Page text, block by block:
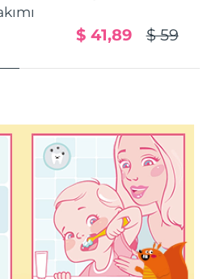
$ 59
$ 41,89
Tahmini teslim tarihi
Tahmini teslim tarihi 8/13/26
Tahmini teslim tarihi8/17/26
Tahmini teslim tarihi8/18/26